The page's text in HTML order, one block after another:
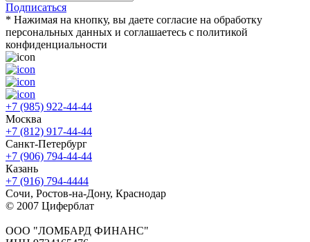
Подписаться
* Нажимая на кнопку, вы даете согласие на обработку
персональных данных и соглашаетесь c политикой
конфиденциальности
+7 (985) 922-44-44
Москва
+7 (812) 917-44-44
Санкт-Петербург
+7 (906) 794-44-44
Казань
+7 (916) 794-4444
Сочи, Ростов-на-Дону, Краснодар
© 2007 Циферблат
ООО "ЛОМБАРД ФИНАНС"